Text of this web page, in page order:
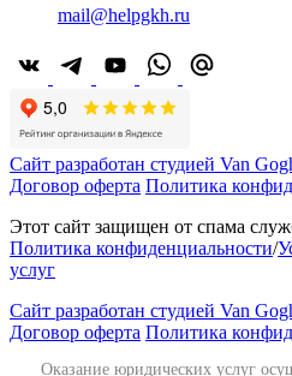
mail@helpgkh.ru
Сайт разработан студией Van
Договор оферта Политика
Этот сайт защищен от спама
Политика конфиденциальности/
услуг
Сайт разработан студией Van
Договор оферта Политика
Оказание юридических услуг